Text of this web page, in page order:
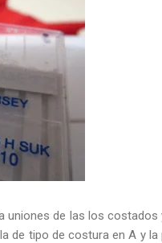
uniones de las los costados
de tipo de costura en A y la